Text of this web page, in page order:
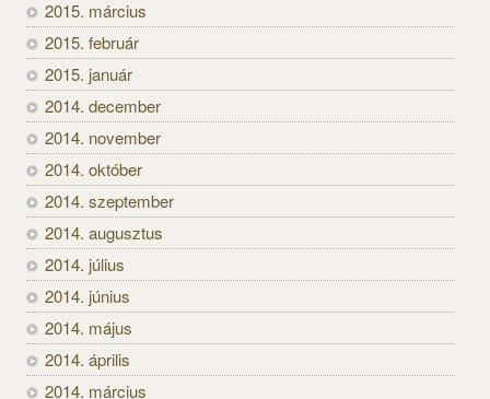
2015. március
2015. február
2015. január
2014. december
2014. november
2014. október
2014. szeptember
2014. augusztus
2014. július
2014. június
2014. május
2014. április
2014. március